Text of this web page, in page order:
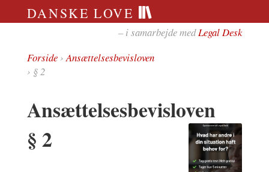
DANSKE LOVE
– i samarbejde medLegal Desk
Forside›Ansættelsesbevisloven
› § 2
Ansættelsesbevisloven
§ 2